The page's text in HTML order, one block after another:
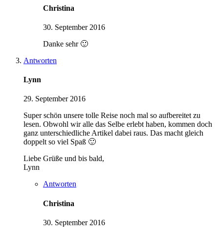
Christina
30. September 2016
Danke sehr 🙂
Antworten
Lynn
29. September 2016
Super schön unsere tolle Reise noch mal so aufbereitet zu
lesen. Obwohl wir alle das Selbe erlebt haben, kommen doch
ganz unterschiedliche Artikel dabei raus. Das macht gleich
doppelt so viel Spaß 🙂
Liebe Grüße und bis bald,
Lynn
Antworten
Christina
30. September 2016